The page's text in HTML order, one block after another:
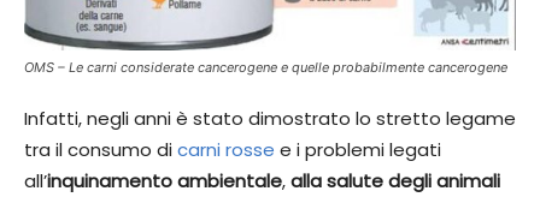
OMS – Le carni considerate cancerogene e quelle probabilmente cancerogene
Infatti, negli anni è stato dimostrato lo stretto legame
tra il consumo dicarni rosse e i problemi legati
all’inquinamento ambientale,alla salute degli animali